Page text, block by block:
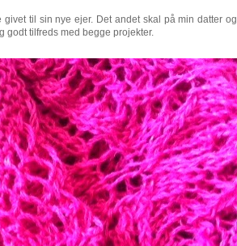
til sin nye ejer. Det andet skal på min datter og
godt tilfreds med begge projekter.